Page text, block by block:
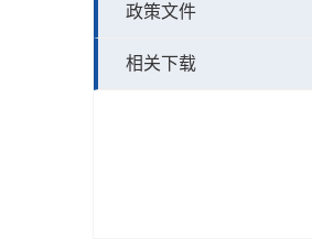
政策文件
相关下载